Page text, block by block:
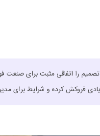
را اتفاقی مثبت برای صنعت
فروکش کرده و شرایط برای